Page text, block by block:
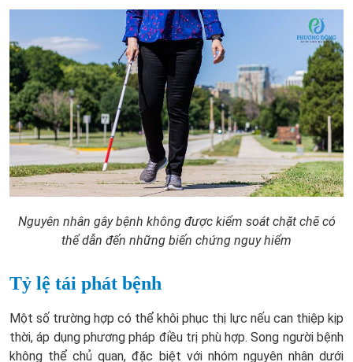
Nguyên nhân gây bệnh không được kiểm soát chặt chẽ có
thể dẫn đến những biến chứng nguy hiểm
Tỷ lệ tái phát bệnh
Một số trường hợp có thể khôi phục thị lực nếu can thiệp kịp
thời, áp dụng phương pháp điều trị phù hợp. Song người bệnh
không thể chủ quan, đặc biệt với nhóm nguyên nhân dưới